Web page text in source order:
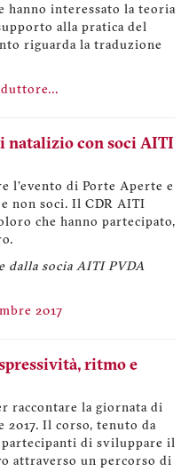
hanno interessato la teoria
alla pratica del
riguarda la traduzione
natalizio con soci AITI
l'evento di Porte Aperte e
non soci. Il CDR AITI
che hanno partecipato,
dalla socia AITI PVDA
ritmo e
raccontare la giornata di
2017. Il corso, tenuto da
partecipanti di sviluppare il
attraverso un percorso di